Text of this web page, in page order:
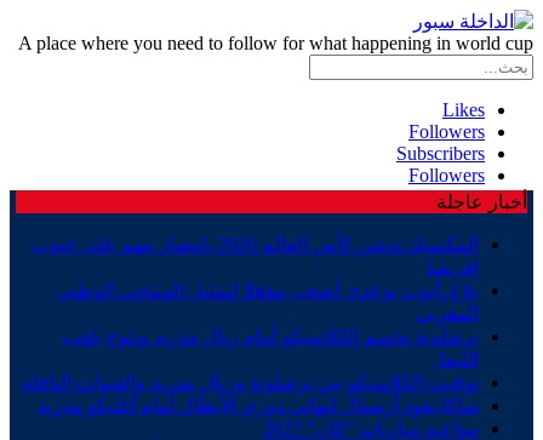
A place where you need to follow for what happening in world cup
Likes
Followers
Subscribers
Followers
أخبار عاجلة
المكسيك تدشن كأس العالم 2026 بانتصار مهم على جنوب
إفريقيا
بلاغ..أيوب بوعدي أضحى مؤهلا لتمثيل المنتخب الوطني
المغربي
برشلونة يحسم الكلاسيكو أمام ريال مدريد ويتوج بلقب
الليغا.
توقيت الكلاسيكو بين برشلونة وريال مدريد والقنوات الناقلة
ساكا يقود أرسنال لنهائي دوري الأبطال أمام أتلتيكو مدريد
مواعيد مباريات “كان” 2027